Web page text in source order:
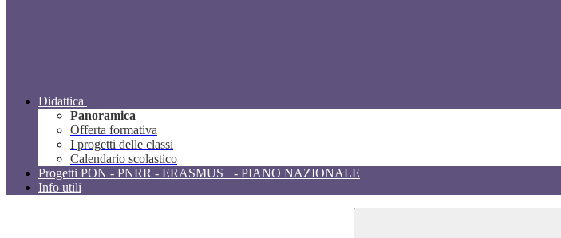
Didattica
Panoramica
Offerta formativa
I progetti delle classi
Calendario scolastico
Progetti PON - PNRR - ERASMUS+ - PIANO NAZIONALE
Info utili